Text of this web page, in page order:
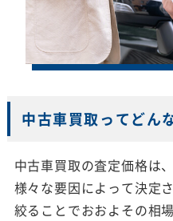
中古車買取ってどん
中古車買取の査定価格は
様々な要因によって決定
絞ることでおおよその相